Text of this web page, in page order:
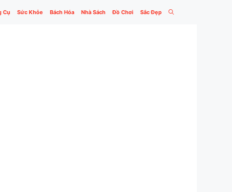
Cụ Sức Khỏe Bách Hóa Nhà Sách Đồ Chơi Sắc Đẹp